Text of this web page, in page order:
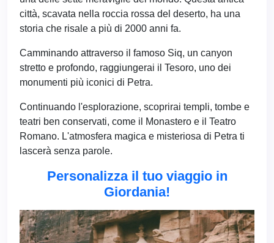
città, scavata nella roccia rossa del deserto, ha una
storia che risale a più di 2000 anni fa.
Camminando attraverso il famoso Siq, un canyon
stretto e profondo, raggiungerai il Tesoro, uno dei
monumenti più iconici di Petra.
Continuando l'esplorazione, scoprirai templi, tombe e
teatri ben conservati, come il Monastero e il Teatro
Romano. L'atmosfera magica e misteriosa di Petra ti
lascerà senza parole.
Personalizza il tuo viaggio in
Giordania!